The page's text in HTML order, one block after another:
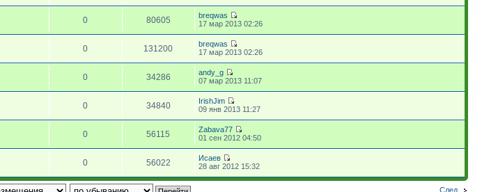
0 80605
breqwas
17 мар 2013 02:26
0 131200
breqwas
17 мар 2013 02:26
0 34286
andy_g
07 мар 2013 11:07
0 34840
IrishJim
09 янв 2013 11:27
0 56115
Zabava77
01 сен 2012 04:50
0 56022
Исаев
28 авг 2012 15:32
След.